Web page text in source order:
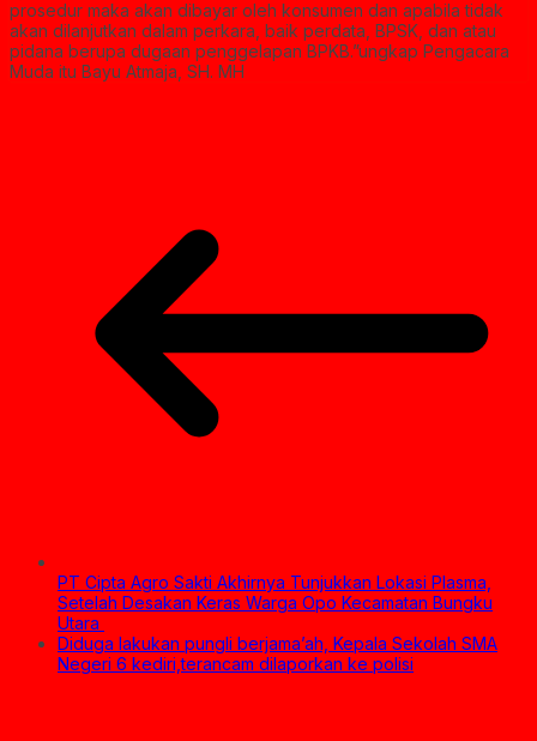
prosedur maka akan dibayar oleh konsumen dan apabila tidak
akan dilanjutkan dalam perkara, baik perdata, BPSK, dan atau
pidana berupa dugaan penggelapan BPKB.”ungkap Pengacara
Muda itu Bayu Atmaja, SH. MH
PT Cipta Agro Sakti Akhirnya Tunjukkan Lokasi Plasma,
Setelah Desakan Keras Warga Opo Kecamatan Bungku
Utara
Diduga lakukan pungli berjama’ah, Kepala Sekolah SMA
Negeri 6 kediri,terancam dilaporkan ke polisi